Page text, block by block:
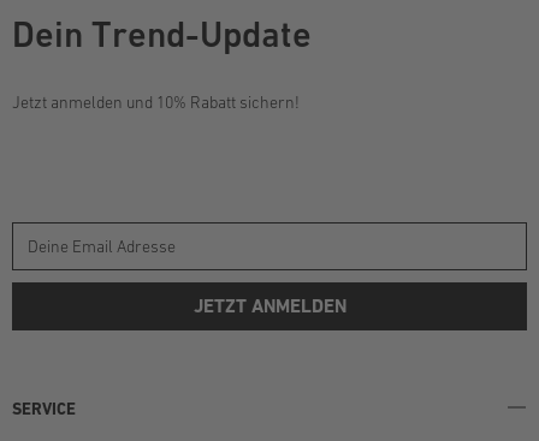
Dein Trend-Update
Jetzt anmelden und 10% Rabatt sichern!
JETZT ANMELDEN
SERVICE